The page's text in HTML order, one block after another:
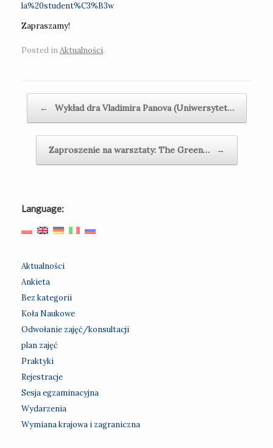
la%20student%C3%B3w
Zapraszamy!
Posted inAktualności.
← Wykład dra Vladimira Panova (Uniwersytet…
Zaproszenie na warsztaty: The Green… →
Language:
Aktualności
Ankieta
Bez kategorii
Koła Naukowe
Odwołanie zajęć/konsultacji
plan zajęć
Praktyki
Rejestracje
Sesja egzaminacyjna
Wydarzenia
Wymiana krajowa i zagraniczna